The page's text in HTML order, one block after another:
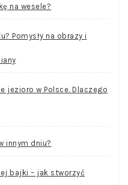
na wesele?
Pomysły na obrazy i
jezioro w Polsce. Dlaczego
innym dniu?
bajki – jak stworzyć